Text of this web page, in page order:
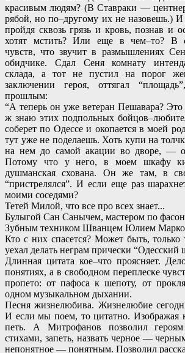
красивым людям? (В Ставраки —
рябой, но по–другому их не назовешь.)
пройдя сквозь грязь и кровь, познав и
хотят мстить? Или еще в чем–то? В
чувств, что звучит в размышлениях
обидчике. Сдал Сеня комнату
склада, а тот не пустил на порог
заключении героя, оттягал
прошлым:
“А теперь он уже ветеран Пешавара?
ж знаю этих подпольных
соберет по Одессе и окопается в моей
тут уже не поделаешь. Хоть купи на
на нем до самой акации во дворе, —
Потому что у него, в моем шкафу
душманская схована. Он же там, в
“пристрелялся”. И если еще раз
моими соседями?
Тетей Милой, что все про всех знает...
Булыгой Сан Санычем, мастером по
Зубным техником Шванцем Юлием
Кто с них спасется? Может быть, только
уехал делать неграм прически “Одесский
Длинная цитата кое–что проясняет.
понятиях, а в свободном переплеске
пропето: от пафоса к шепоту, от
одном музыкальном дыхании.
Песня жизнелюбива. Жизнелюбие
И если мы поем, то цитатно. Изображая
петь. А Митрофанов позволил героям
стихами, запеть, назвать черное —
непонятное — понятным. Позволил